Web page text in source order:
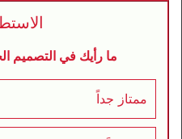
ما رأيك في التصميم
ممتاز جداً